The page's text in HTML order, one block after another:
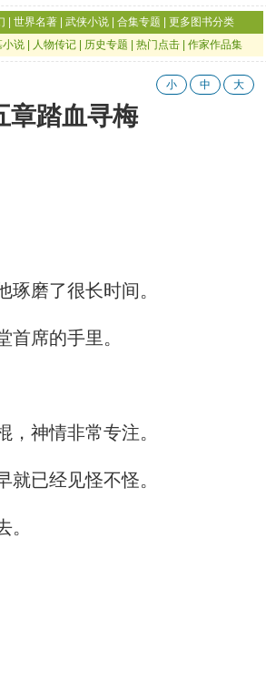
世界名著 武侠小说 合集专题
更多图书分类
小说 人物传记 历史专题 热门点击 作家作品集
小 中 大
章踏血寻梅
磨了很长时间。
席的手里。
神情非常专注。
已经见怪不怪。